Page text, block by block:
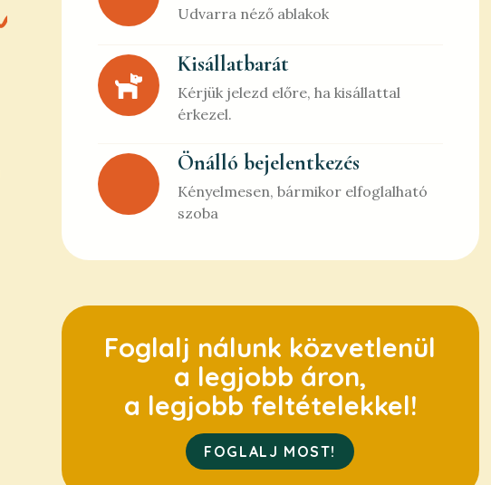
Udvarra néző ablakok
Kisállatbarát
Kérjük jelezd előre, ha kisállattal
érkezel.
Önálló bejelentkezés
Kényelmesen, bármikor elfoglalható
szoba
Foglalj nálunk közvetlenül
a legjobb áron,
a legjobb feltételekkel!
FOGLALJ MOST!